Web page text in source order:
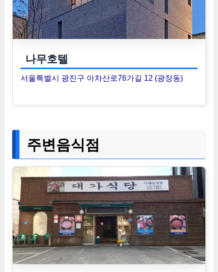
나무호텔
서울특별시 광진구 아차산로76가길 12 (광장동)
주변음식점